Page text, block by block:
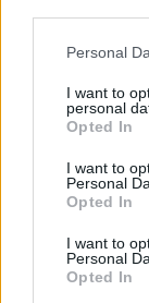
Please note
not limited to
grant or deny
use your data
consent section.
Personal
I want to
personal
Opted In
I want to
Personal
Opted In
I want to
Personal
Opted In
Η εικόνα
για γκολφ –